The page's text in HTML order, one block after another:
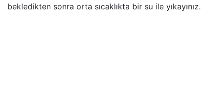
bekledikten sonra orta sıcaklıkta bir su ile yıkayınız.